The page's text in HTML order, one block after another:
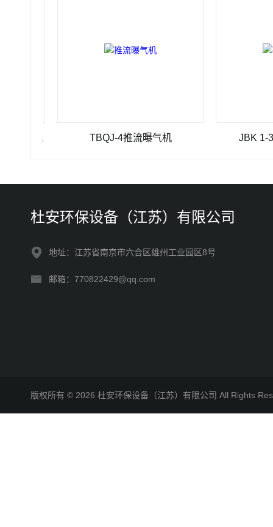
TBQJ-4推流曝气机 JBK 1-3000
杜安环保设备（江苏）有限公司
地址：江苏省南京市六合区雄州工业园区8号
邮箱：770822429@qq.com
版权所有 © 2026 杜安环保设备（江苏）有限公司 All Rights